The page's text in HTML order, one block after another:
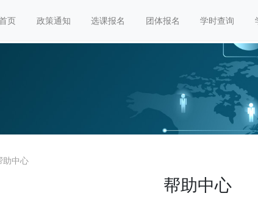
页 政策通知 选课报名 团体报名 学时查询
助中心
帮助中心